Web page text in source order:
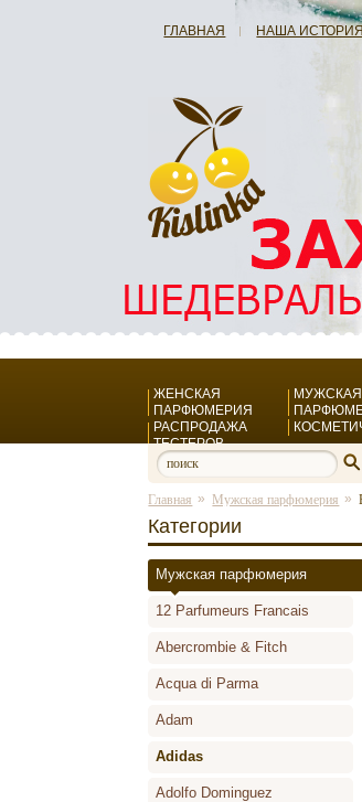
ГЛАВНАЯ НАША
ЖЕНСКАЯ
ПАРФЮМЕРИЯ
МУЖСКАЯ
РАСПРОДАЖА
ТЕСТЕРОВ
Главная » Мужская парфюмерия »
Категории
Мужская парфюмерия
12 Parfumeurs Francais
Abercrombie & Fitch
Acqua di Parma
Adam
Adidas
Adolfo Dominguez